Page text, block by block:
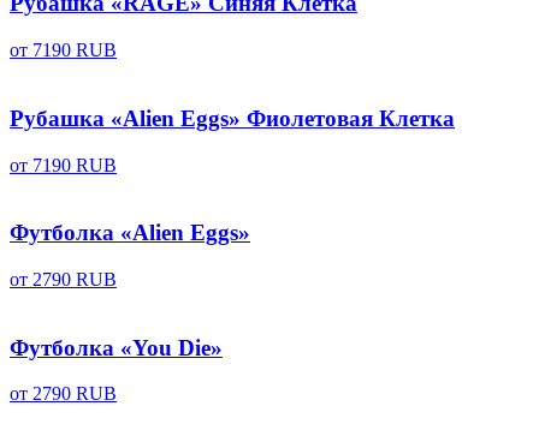
от 7190 RUB
Рубашка «Alien Eggs» Фиолетовая Клетка
от 7190 RUB
Футболка «Alien Eggs»
от 2790 RUB
Футболка «You Die»
от 2790 RUB